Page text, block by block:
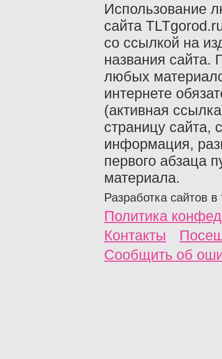
Использование
сайта
со ссылкой на
названия сайта.
любых
интернете
(активная
страницу сайта,
информация,
первого абзаца
материала.
Разработка сайтов в
Политика
Контакты
Сообщить об